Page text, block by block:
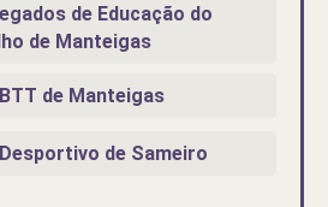
de Educação do
de Manteigas
de Manteigas
de Sameiro